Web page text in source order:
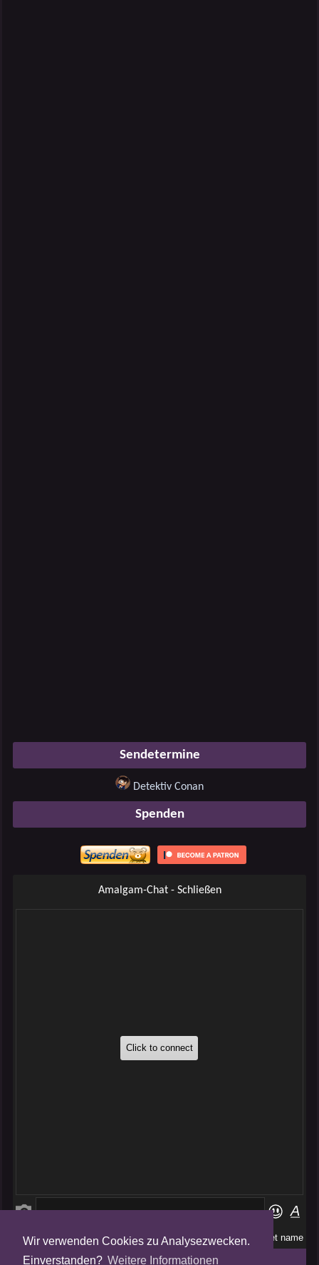
Wir verwenden Cookies zu Analysezwecken.
Einverstanden? Weitere Informationen
Sendetermine
Detektiv Conan
Spenden
Amalgam-Chat - Schließen
Folge uns auf